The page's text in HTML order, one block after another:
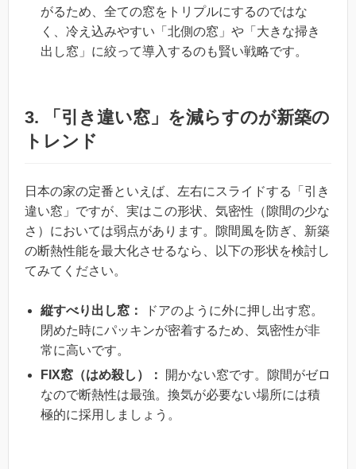
がるため、全ての窓をトリプルにするのではな
く、冷え込みやすい「北側の窓」や「大きな掃き
出し窓」に絞って導入するのも賢い戦略です。
3. 「引き違い窓」を減らすのが新築の
トレンド
日本の家の定番といえば、左右にスライドする「引き
違い窓」ですが、実はこの形状、気密性（隙間の少な
さ）においては弱点があります。隙間風を防ぎ、新築
の断熱性能を最大化させるなら、以下の形状を検討し
てみてください。
縦すべり出し窓：
ドアのように外に押し出す窓。
閉めた時にパッキンが密着するため、気密性が非
常に高いです。
FIX窓（はめ殺し）：
開かない窓です。隙間がゼロ
なので断熱性は最強。換気が必要ない場所には積
極的に採用しましょう。